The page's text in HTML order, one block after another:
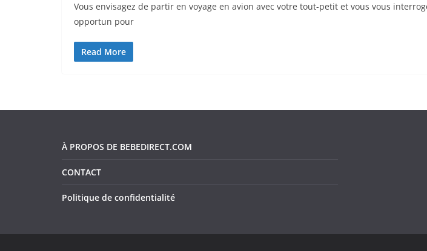
Vous envisagez de partir en voyage en avion avec votre tout-petit et vous vous
opportun pour
Read More
À PROPOS DE BEBEDIRECT.COM
CONTACT
Politique de confidentialité